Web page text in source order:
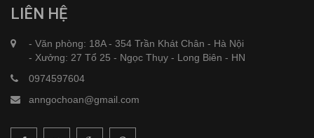
LIÊN HỆ
- Văn phòng: 18A - 354 Trần Khát Chân - Hà Nội
- Xưởng: 27 Tổ 25 - Ngọc Thụy - Long Biên - HN
0974597604
anngochoan@gmail.com